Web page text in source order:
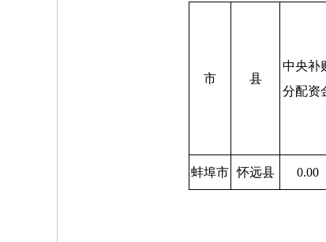
市 县
中央补
分配资
蚌埠市 怀远县 0.00